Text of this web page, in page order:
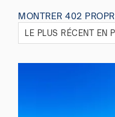
MONTRER 402
LE PLUS RÉCENT EN